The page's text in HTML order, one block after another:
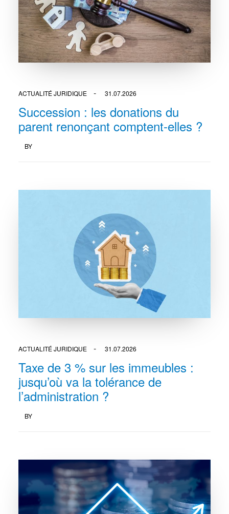
ACTUALITÉ JURIDIQUE 31.07.2026
Succession : les donations du
parent renonçant comptent-elles ?
BY
ACTUALITÉ JURIDIQUE 31.07.2026
Taxe de 3 % sur les immeubles :
jusqu’où va la tolérance de
l’administration ?
BY